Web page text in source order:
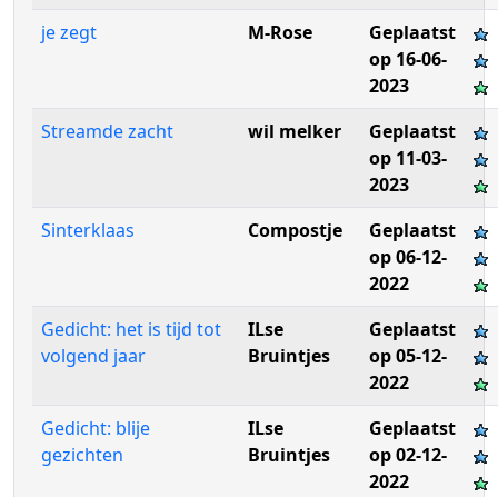
je zegt
M-Rose
Geplaatst
op 16-06-
2023
Streamde zacht
wil melker
Geplaatst
op 11-03-
2023
Sinterklaas
Compostje
Geplaatst
op 06-12-
2022
Gedicht: het is tijd tot
volgend jaar
ILse
Bruintjes
Geplaatst
op 05-12-
2022
Gedicht: blije
gezichten
ILse
Bruintjes
Geplaatst
op 02-12-
2022